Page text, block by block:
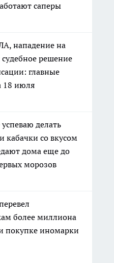
саперы
нападение на
судебное решение
главные
18 июля
делать
кабачки со вкусом
дома еще до
морозов
более миллиона
покупке иномарки